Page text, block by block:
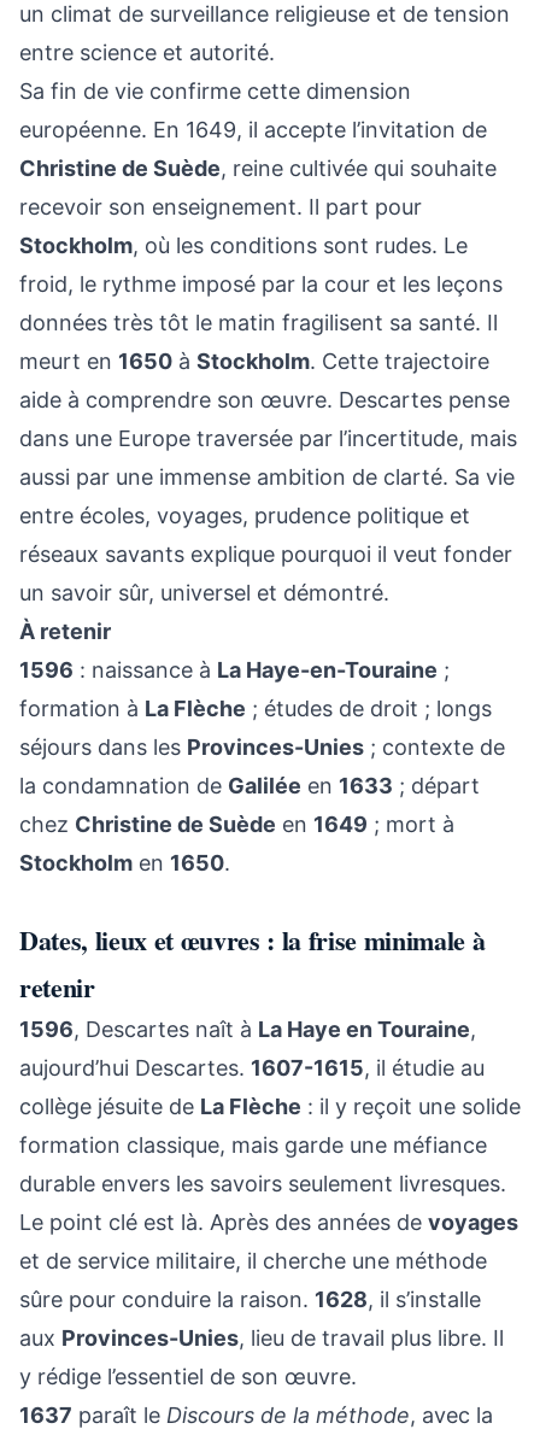
un climat de surveillance religieuse et de tension
entre science et autorité.
Sa fin de vie confirme cette dimension
européenne. En 1649, il accepte l’invitation de
Christine de Suède, reine cultivée qui souhaite
recevoir son enseignement. Il part pour
Stockholm, où les conditions sont rudes. Le
froid, le rythme imposé par la cour et les leçons
données très tôt le matin fragilisent sa santé. Il
meurt en 1650 à Stockholm. Cette trajectoire
aide à comprendre son œuvre. Descartes pense
dans une Europe traversée par l’incertitude, mais
aussi par une immense ambition de clarté. Sa vie
entre écoles, voyages, prudence politique et
réseaux savants explique pourquoi il veut fonder
un savoir sûr, universel et démontré.
À retenir
1596 : naissance à La Haye-en-Touraine ;
formation à La Flèche ; études de droit ; longs
séjours dans les Provinces-Unies ; contexte de
la condamnation de Galilée en 1633 ; départ
chez Christine de Suède en 1649 ; mort à
Stockholm en 1650.
Dates, lieux et œuvres : la frise minimale à
retenir
1596, Descartes naît à La Haye en Touraine,
aujourd’hui Descartes. 1607-1615, il étudie au
collège jésuite de La Flèche : il y reçoit une solide
formation classique, mais garde une méfiance
durable envers les savoirs seulement livresques.
Le point clé est là. Après des années de voyages
et de service militaire, il cherche une méthode
sûre pour conduire la raison. 1628, il s’installe
aux Provinces-Unies, lieu de travail plus libre. Il
y rédige l’essentiel de son œuvre.
1637 paraît le Discours de la méthode, avec la